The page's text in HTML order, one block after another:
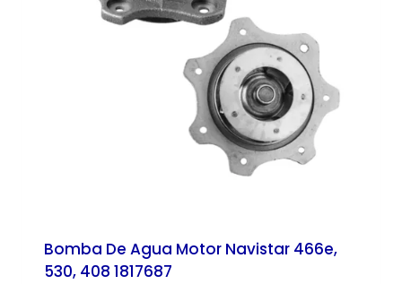
Bomba De Agua Motor Navistar 466e,
530, 408 1817687